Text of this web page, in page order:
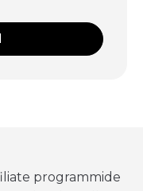
programmide